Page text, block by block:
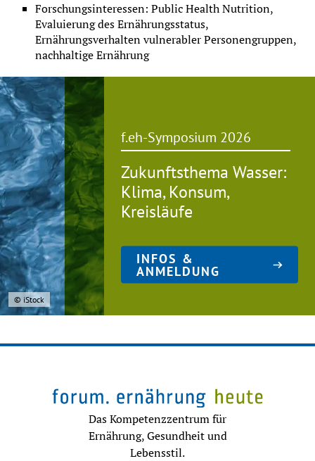
Forschungsinteressen: Public Health Nutrition,
Evaluierung des Ernährungsstatus,
Ernährungsverhalten vulnerabler Personengruppen,
nachhaltige Ernährung
f.eh-Symposium 2026
Zukunftsthema Wasser:
Klima, Konsum,
Kreisläufe
INFOS &
ANMELDUNG
© iStock
Das Kompetenzzentrum für
Ernährung, Gesundheit und
Lebensstil.